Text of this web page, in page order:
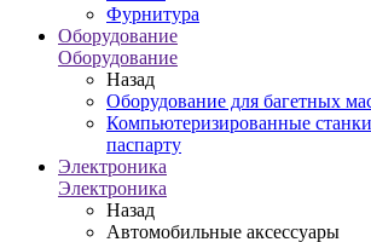
Фурнитура
Оборудование
Оборудование
Назад
Оборудование для багетных
Компьютеризированные
паспарту
Электроника
Электроника
Назад
Автомобильные аксессуары